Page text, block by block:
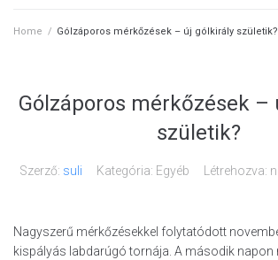
Home / Gólzáporos mérkőzések – új gólkirály születik?
Gólzáporos mérkőzések –
születik?
Szerző: suli Kategória: Egyéb Létrehozva:
Nagyszerű mérkőzésekkel folytatódott
kispályás labdarúgó tornája. A második napon